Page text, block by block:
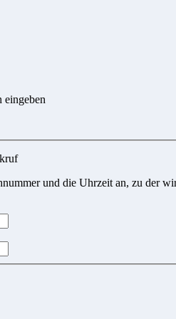
eingeben
und die Uhrzeit an, zu der